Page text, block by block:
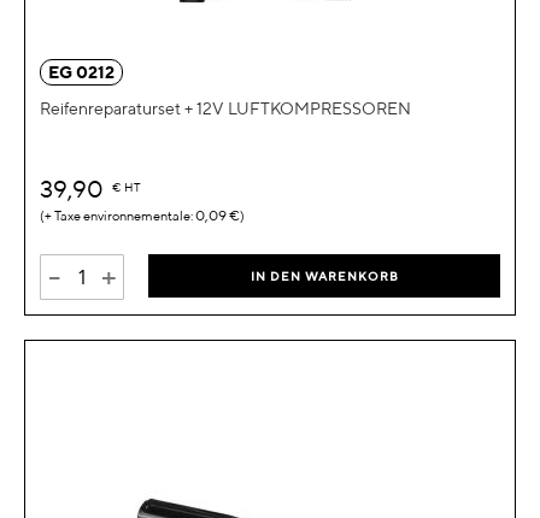
EG 0212
Reifenreparaturset + 12V LUFTKOMPRESSOREN
39,90 € HT
0,09 €
- + IN DEN WARENKORB